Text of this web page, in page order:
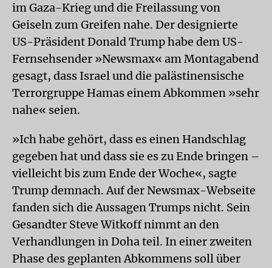
im Gaza-Krieg und die Freilassung von
Geiseln zum Greifen nahe. Der designierte
US-Präsident Donald Trump habe dem US-
Fernsehsender »Newsmax« am Montagabend
gesagt, dass Israel und die palästinensische
Terrorgruppe Hamas einem Abkommen »sehr
nahe« seien.
»Ich habe gehört, dass es einen Handschlag
gegeben hat und dass sie es zu Ende bringen –
vielleicht bis zum Ende der Woche«, sagte
Trump demnach. Auf der Newsmax-Webseite
fanden sich die Aussagen Trumps nicht. Sein
Gesandter Steve Witkoff nimmt an den
Verhandlungen in Doha teil. In einer zweiten
Phase des geplanten Abkommens soll über